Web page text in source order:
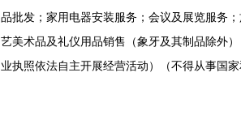
品批发；家用电器安装服务；会议及展览服务
艺美术品及礼仪用品销售（象牙及其制品除外
业执照依法自主开展经营活动）（不得从事国